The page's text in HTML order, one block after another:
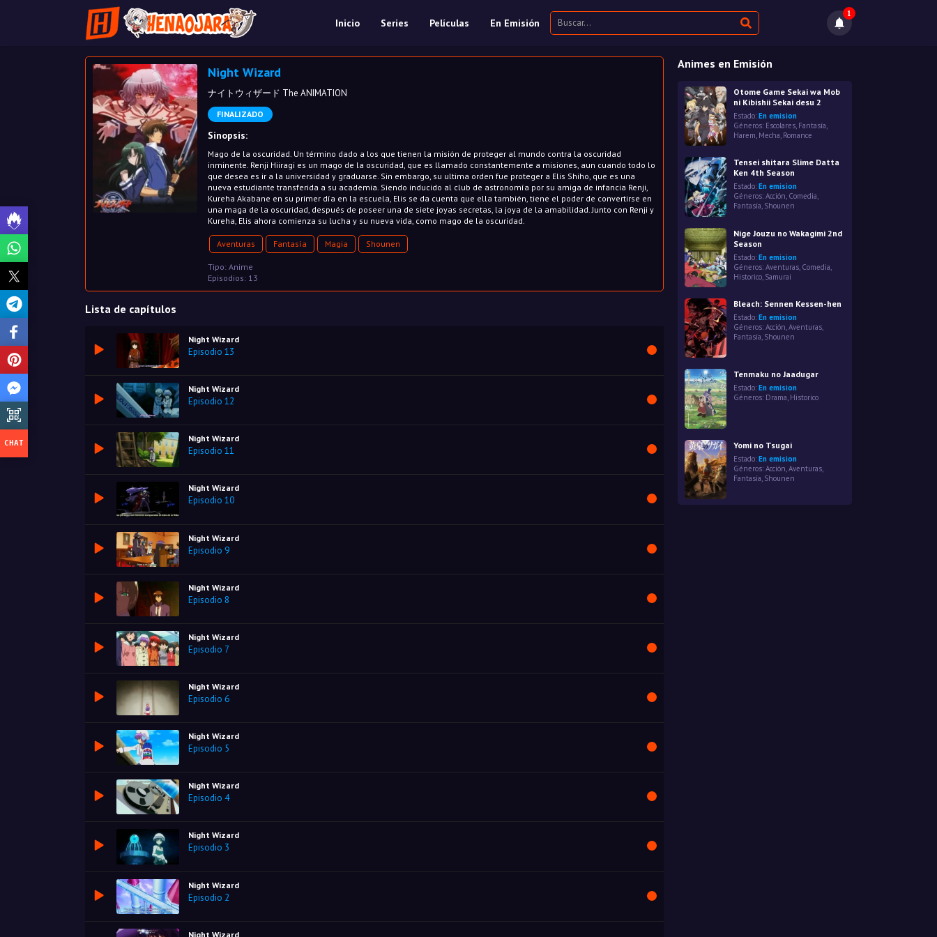
Inicio Series Películas En Emisión
1
Night Wizard
ナイトウィザード The ANIMATION
FINALIZADO
Sinopsis:
Mago de la oscuridad. Un término dado a los que tienen la misión de proteger al mundo contra la oscuridad
inminente. Renji Hiiragi es un mago de la oscuridad, que es llamado constantemente a misiones, aun cuando todo lo
que desea es ir a la universidad y graduarse. Sin embargo, su ultima orden fue proteger a Elis Shiho, que es una
nueva estudiante transferida a su academia. Siendo inducido al club de astronomía por su amiga de infancia Renji,
Kureha Akabane en su primer día en la escuela, Elis se da cuenta que ella también, tiene el poder de convertirse en
una maga de la oscuridad, después de poseer una de siete joyas secretas, la joya de la amabilidad. Junto con Renji y
Kureha, Elis ahora comienza su lucha y su nueva vida, como mago de la oscuridad.
Aventuras Fantasía Magia Shounen
Tipo: Anime
Episodios: 13
Lista de capítulos
Night Wizard
Episodio 13
Night Wizard
Episodio 12
Night Wizard
Episodio 11
Night Wizard
Episodio 10
Night Wizard
Episodio 9
Night Wizard
Episodio 8
Night Wizard
Episodio 7
Night Wizard
Episodio 6
Night Wizard
Episodio 5
Night Wizard
Episodio 4
Night Wizard
Episodio 3
Night Wizard
Episodio 2
Night Wizard
Animes en Emisión
Otome Game Sekai wa Mob
ni Kibishii Sekai desu 2
Estado: En emision
Géneros: Escolares, Fantasía
Harem, Mecha, Romance
Tensei shitara Slime Datta
Ken 4th Season
Estado: En emision
Géneros: Acción, Comedia
Fantasía, Shounen
Nige Jouzu no Wakagimi 2nd
Season
Estado: En emision
Géneros: Aventuras Comedia
Historico Samurai
Bleach: Sennen Kessen-hen
Estado: En emision
Géneros: Acción,Aventuras
Fantasía, Shounen
Tenmaku no Jaadugar
Estado: En emision
Géneros: Drama, Historico
Yomi no Tsugai
Estado: En emision
Géneros: Acción Aventuras
Fantasía Shounen